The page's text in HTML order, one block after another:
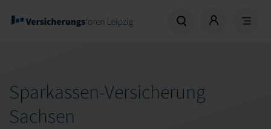
Sparkassen-Versicherung
Sachsen